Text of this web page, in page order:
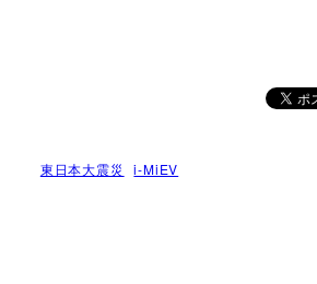
東日本大震災 i-MiEV